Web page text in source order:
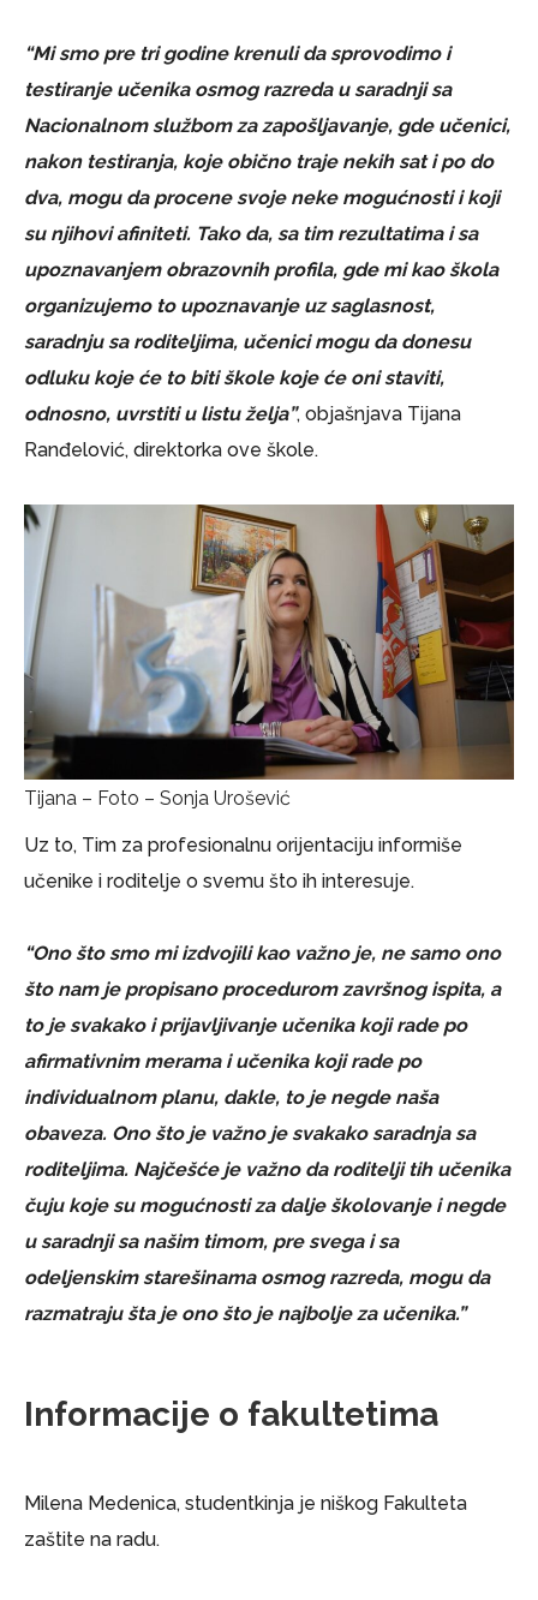
“Mi smo pre tri godine krenuli da sprovodimo i
testiranje učenika osmog razreda u saradnji sa
Nacionalnom službom za zapošljavanje, gde učenici,
nakon testiranja, koje obično traje nekih sat i po do
dva, mogu da procene svoje neke mogućnosti i koji
su njihovi afiniteti. Tako da, sa tim rezultatima i sa
upoznavanjem obrazovnih profila, gde mi kao škola
organizujemo to upoznavanje uz saglasnost,
saradnju sa roditeljima, učenici mogu da donesu
odluku koje će to biti škole koje će oni staviti,
odnosno, uvrstiti u listu želja”, objašnjava Tijana
Ranđelović, direktorka ove škole.
Tijana – Foto – Sonja Urošević
Uz to, Tim za profesionalnu orijentaciju informiše
učenike i roditelje o svemu što ih interesuje.
“Ono što smo mi izdvojili kao važno je, ne samo ono
što nam je propisano procedurom završnog ispita, a
to je svakako i prijavljivanje učenika koji rade po
afirmativnim merama i učenika koji rade po
individualnom planu, dakle, to je negde naša
obaveza. Ono što je važno je svakako saradnja sa
roditeljima. Najčešće je važno da roditelji tih učenika
čuju koje su mogućnosti za dalje školovanje i negde
u saradnji sa našim timom, pre svega i sa
odeljenskim starešinama osmog razreda, mogu da
razmatraju šta je ono što je najbolje za učenika.”
Informacije o fakultetima
Milena Medenica, studentkinja je niškog Fakulteta
zaštite na radu.